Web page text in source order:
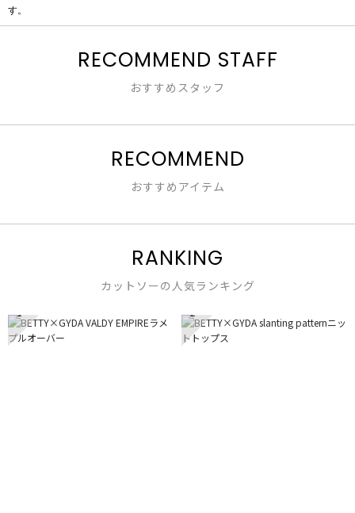
評
価
す。
RECOMMEND STAFF
おすすめスタッフ
RECOMMEND
おすすめアイテム
RANKING
カットソーの人気ランキング
1 2